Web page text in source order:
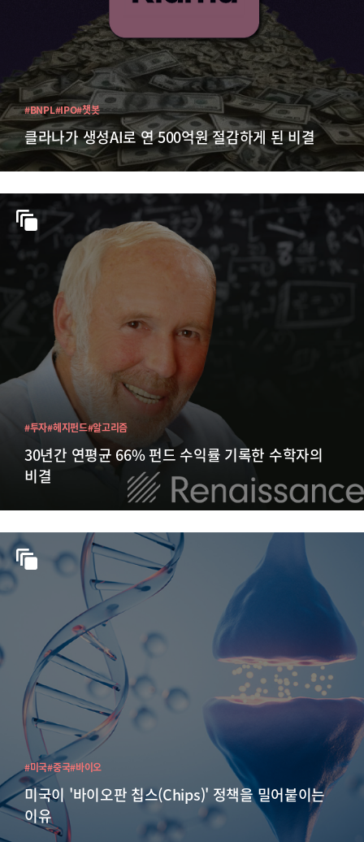
클라나가 생성AI로 연 500억원 절감하게 된 비결
#BNPL#IPO#챗봇
30년간 연평균 66% 펀드 수익률 기록한 수학자의
비결
#투자#헤지펀드#알고리즘
미국이 '바이오판 칩스(Chips)' 정책을 밀어붙이는
이유
#미국#중국#바이오